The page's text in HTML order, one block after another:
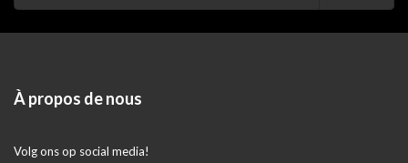
À propos de nous
Volg ons op social media!